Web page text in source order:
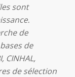
sont
de
de
CINHAL,
de sélection